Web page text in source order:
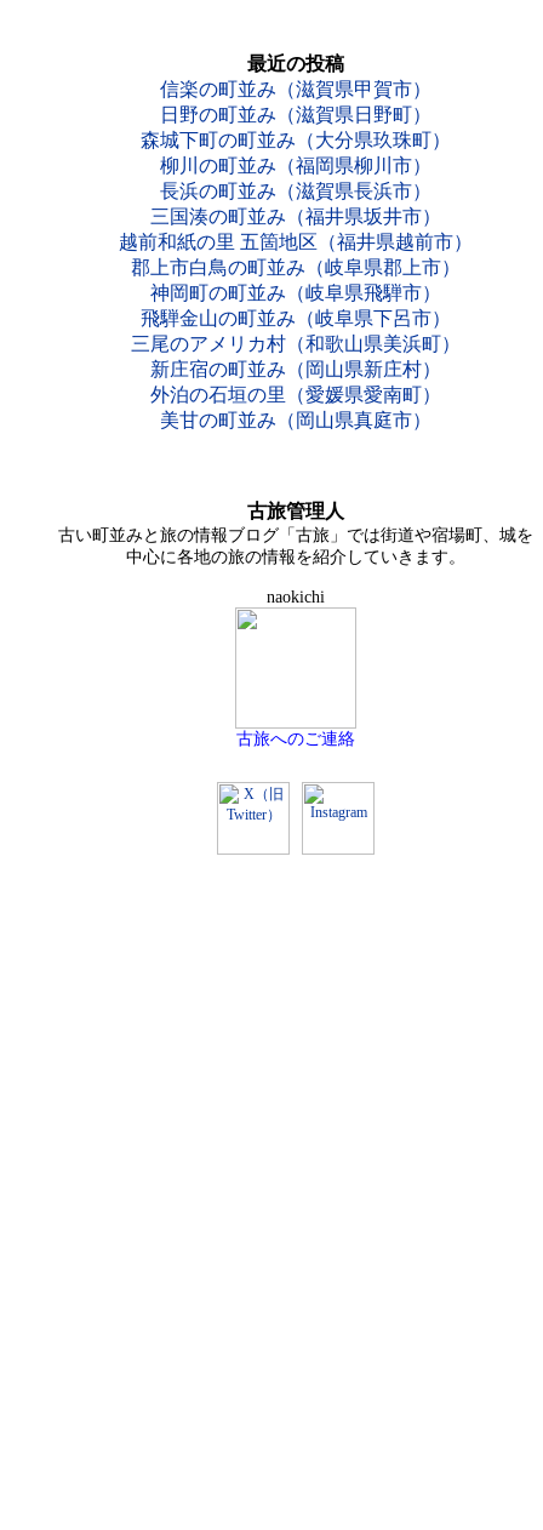
最近の投稿
信楽の町並み（滋賀県甲賀市）
日野の町並み（滋賀県日野町）
森城下町の町並み（大分県玖珠町）
柳川の町並み（福岡県柳川市）
長浜の町並み（滋賀県長浜市）
三国湊の町並み（福井県坂井市）
越前和紙の里 五箇地区（福井県越前市）
郡上市白鳥の町並み（岐阜県郡上市）
神岡町の町並み（岐阜県飛騨市）
飛騨金山の町並み（岐阜県下呂市）
三尾のアメリカ村（和歌山県美浜町）
新庄宿の町並み（岡山県新庄村）
外泊の石垣の里（愛媛県愛南町）
美甘の町並み（岡山県真庭市）
古旅管理人
古い町並みと旅の情報ブログ「古旅」では街道や宿場町、城を
中心に各地の旅の情報を紹介していきます。
naokichi
古旅へのご連絡